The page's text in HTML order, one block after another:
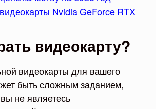
Nvidia GeForce RTX
видеокарту?
видеокарты для вашего
быть сложным заданием,
не являетесь